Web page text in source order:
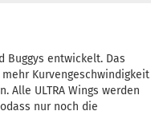
Buggys entwickelt. Das
Kurvengeschwindigkeit
ULTRA Wings werden
nur noch die